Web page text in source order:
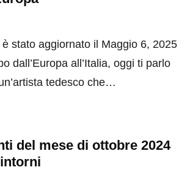
stato aggiornato il Maggio 6, 2025
dall’Europa all’Italia, oggi ti parlo
tedesco che…
del mese di ottobre 2024